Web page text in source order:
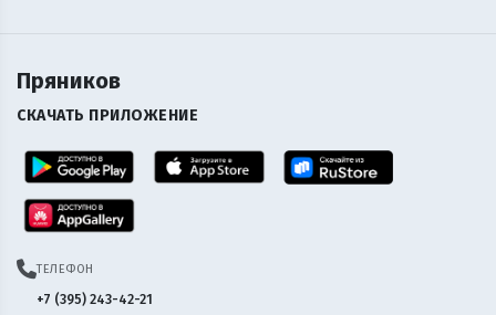
Пряников
СКАЧАТЬ ПРИЛОЖЕНИЕ
ТЕЛЕФОН
+7 (395) 243-42-21